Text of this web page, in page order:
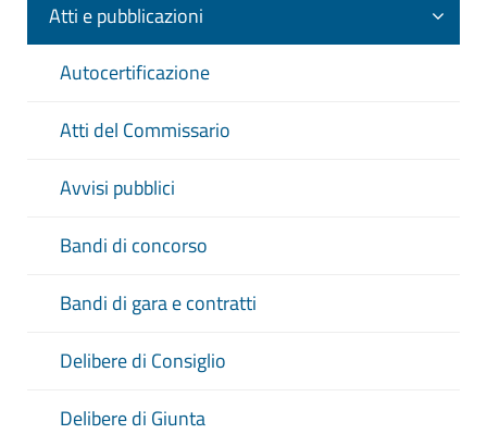
Atti e pubblicazioni
Autocertificazione
Atti del Commissario
Avvisi pubblici
Bandi di concorso
Bandi di gara e contratti
Delibere di Consiglio
Delibere di Giunta